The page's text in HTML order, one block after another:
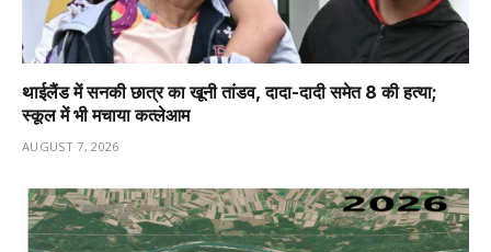
थाईलैंड में सनकी छात्र का खूनी तांडव, दादा-दादी समेत 8 की हत्या;
स्कूल में भी मचाया कत्लेआम
AUGUST 7, 2026